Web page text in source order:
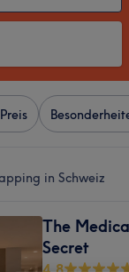
in Schweiz
The
Secret